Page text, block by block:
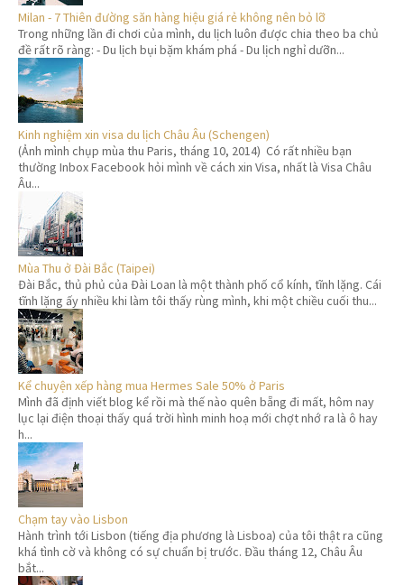
Milan - 7 Thiên đường săn hàng hiệu giá rẻ không nên bỏ lỡ
Trong những lần đi chơi của mình, du lịch luôn được chia theo ba chủ
đề rất rõ ràng: - Du lịch bụi bặm khám phá - Du lịch nghỉ dưỡn...
Kinh nghiệm xin visa du lịch Châu Âu (Schengen)
(Ảnh mình chụp mùa thu Paris, tháng 10, 2014) Có rất nhiều bạn
thường Inbox Facebook hỏi mình về cách xin Visa, nhất là Visa Châu
Âu...
Mùa Thu ở Đài Bắc (Taipei)
Đài Bắc, thủ phủ của Đài Loan là một thành phố cổ kính, tĩnh lặng. Cái
tĩnh lặng ấy nhiều khi làm tôi thấy rùng mình, khi một chiều cuối thu...
Kể chuyện xếp hàng mua Hermes Sale 50% ở Paris
Mình đã định viết blog kể rồi mà thế nào quên bẵng đi mất, hôm nay
lục lại điện thoại thấy quá trời hình minh hoạ mới chợt nhớ ra là ô hay
h...
Chạm tay vào Lisbon
Hành trình tới Lisbon (tiếng địa phương là Lisboa) của tôi thật ra cũng
khá tình cờ và không có sự chuẩn bị trước. Đầu tháng 12, Châu Âu
bắt...